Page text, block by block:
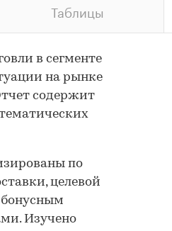
Таблицы
в сегменте
на рынке
содержит
по
целевой
Изучено